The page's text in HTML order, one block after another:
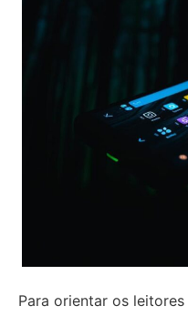
Para orientar os